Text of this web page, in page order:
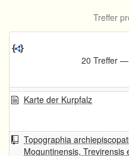
Treffer
20 Treffer
Karte der Kurpfalz
Topographia
Moguntinensis, Trevirensis